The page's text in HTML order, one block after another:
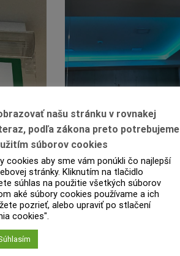
našu stránku v rovnakej
podľa zákona preto potrebujeme
súborov cookies
cookies aby sme vám ponúkli čo najlepší
stránky. Kliknutím na tlačidlo
súhlas na použitie všetkých súborov
aké súbory cookies používame a ich
pozrieť, alebo upraviť po stlačení
cookies".